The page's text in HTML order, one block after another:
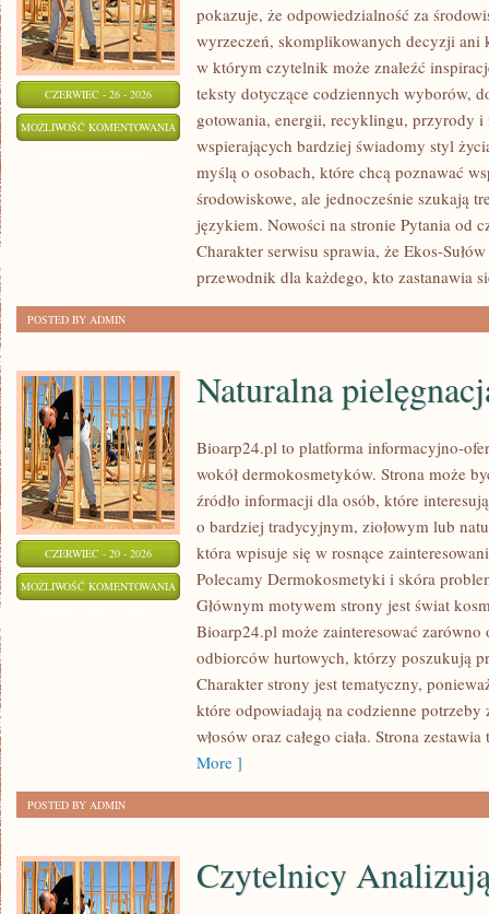
CZERWIEC - 26 - 2026
MOŻLIWOŚĆ KOMENTOWANIA PRZYRODA
OCHRONA
ŚRODOWISKA
pokazuje, że odpowiedzialność za
wyrzeczeń, skomplikowanych decyzji ani
w którym czytelnik może znaleźć
teksty dotyczące codziennych wyborów,
gotowania, energii, recyklingu, przyrody i
wspierających bardziej świadomy styl
myślą o osobach, które chcą poznawać
środowiskowe, ale jednocześnie szukają
językiem. Nowości na stronie Pytania od
Charakter serwisu sprawia, że Ekos-
przewodnik dla każdego, kto zastanawia
POSTED BY ADMIN
CZERWIEC - 20 - 2026
MOŻLIWOŚĆ KOMENTOWANIA NATURALNA
PIELĘGNACJA
TWARZY
Naturalna
Bioarp24.pl to platforma informacyjno-
wokół dermokosmetyków. Strona może
źródło informacji dla osób, które
o bardziej tradycyjnym, ziołowym lub
która wpisuje się w rosnące
Polecamy Dermokosmetyki i skóra
Głównym motywem strony jest świat
Bioarp24.pl może zainteresować
odbiorców hurtowych, którzy poszukują
Charakter strony jest tematyczny,
które odpowiadają na codzienne
włosów oraz całego ciała. Strona
More ]
POSTED BY ADMIN
Czytelnicy